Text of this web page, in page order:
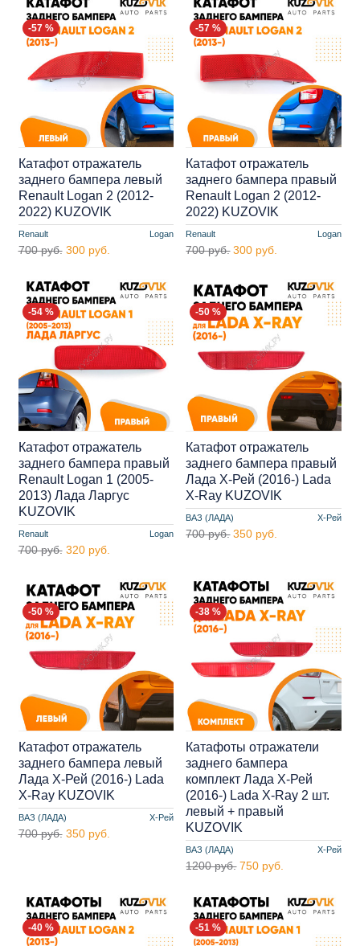
-57 %
Renault Logan
Катафот отражатель
заднего бампера левый
Renault Logan 2 (2012-
2022) KUZOVIK
700 руб. 300 руб.
-57 %
Renault Logan
Катафот отражатель
заднего бампера правый
Renault Logan 2 (2012-
2022) KUZOVIK
700 руб. 300 руб.
-54 %
Renault Logan
Катафот отражатель
заднего бампера правый
Renault Logan 1 (2005-
2013) Лада Ларгус
KUZOVIK
700 руб. 320 руб.
-50 %
ВАЗ (ЛАДА) Х-Рей
Катафот отражатель
заднего бампера правый
Лада Х-Рей (2016-) Lada
X-Ray KUZOVIK
700 руб. 350 руб.
-50 %
ВАЗ (ЛАДА) Х-Рей
Катафот отражатель
заднего бампера левый
Лада Х-Рей (2016-) Lada
X-Ray KUZOVIK
700 руб. 350 руб.
-38 %
ВАЗ (ЛАДА) Х-Рей
Катафоты отражатели
заднего бампера
комплект Лада Х-Рей
(2016-) Lada X-Ray 2 шт.
левый + правый
KUZOVIK
1200 руб. 750 руб.
-40 % -51 %